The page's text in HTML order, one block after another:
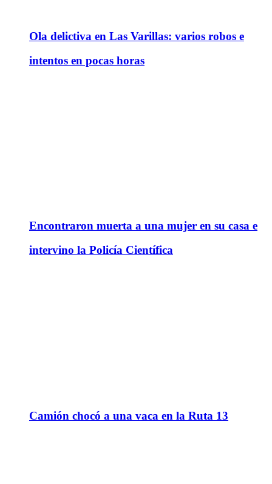
Ola delictiva en Las Varillas: varios robos e
intentos en pocas horas
Encontraron muerta a una mujer en su casa e
intervino la Policía Científica
Camión chocó a una vaca en la Ruta 13